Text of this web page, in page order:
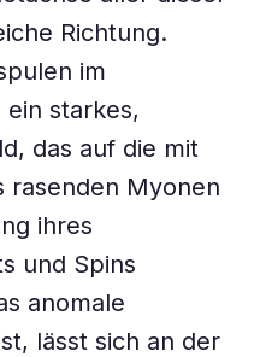
Richtung.
im
starkes,
das auf die mit
rasenden Myonen
ihres
und Spins
anomale
lässt sich an der